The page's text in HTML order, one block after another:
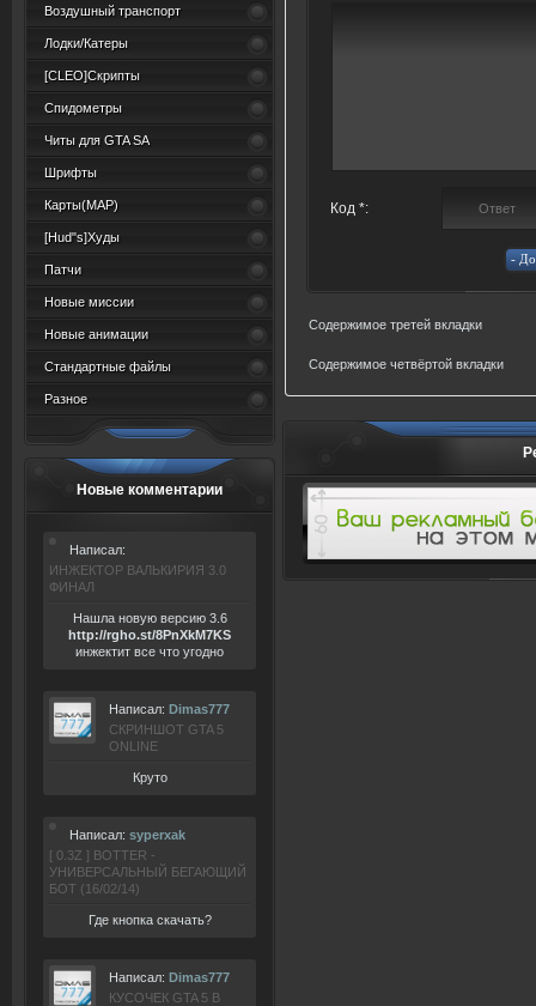
Воздушный транспорт
Лодки/Катеры
[CLEO]Скрипты
Спидометры
Читы для GTA SA
Шрифты
Карты(MAP)
[Hud"s]Худы
Патчи
Новые миссии
Новые анимации
Стандартные файлы
Разное
Новые комментарии
Написал:
ИНЖЕКТОР ВАЛЬКИРИЯ 3.0
ФИНАЛ
Нашла новую версию 3.6
http://rgho.st/8PnXkM7KS
инжектит все что угодно
Написал: Dimas777
СКРИНШОТ GTA 5
ONLINE
Круто
Написал: syperxak
[ 0.3Z ] BOTTER -
УНИВЕРСАЛЬНЫЙ БЕГАЮЩИЙ
БОТ (16/02/14)
Где кнопка скачать?
Написал: Dimas777
КУСОЧЕК GTA 5 В
Код *:
Содержимое третей вкладки
Содержимое четвёртой вкладки